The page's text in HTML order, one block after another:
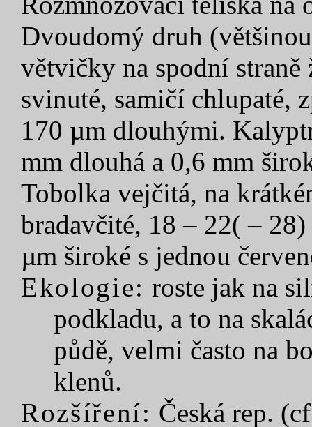
Dvoudomý druh
větvičky na spodní
svinuté, samičí chlupaté,
170 µm dlouhými.
mm dlouhá a 0,6 mm
Tobolka vejčitá, na
bradavčité, 18 – 22( –
µm široké s jednou
Ekologie: roste jak na
podkladu, a to na
půdě, velmi často na
klenů.
Rozšíření: Česká rep.